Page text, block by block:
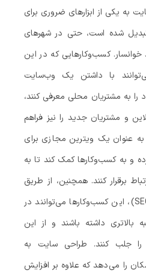
به یکی از ابزارهای ضروری برای
شده است، حتی در شهرهای
کسب‌وکارهایی که در این
با داشتن یک وب‌سایت
را به مشتریان محلی معرفی کنند،
و مشتریان جدید را نیز فراهم
عنوان یک ویترین مجازی برای
و به کسب‌وکارها کمک کند تا به
برقرار کنند. همچنین، از طریق
بهینه‌سازی موتور جستجو (SEO)، این کسب‌وکارها می‌توانند در
بالاتری داشته باشند و از این
را جلب کنند. طراحی سایت به
را می‌دهد که علاوه بر افزایش